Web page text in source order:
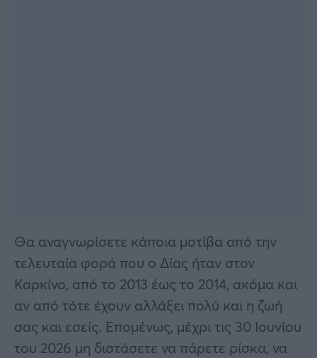
Θα αναγνωρίσετε κάποια μοτίβα από την
τελευταία φορά που ο Δίας ήταν στον
Καρκίνο, από το 2013 έως το 2014, ακόμα και
αν από τότε έχουν αλλάξει πολύ και η ζωή
σας και εσείς. Επομένως, μέχρι τις 30 Ιουνίου
του 2026 μη διστάσετε να πάρετε ρίσκα, να